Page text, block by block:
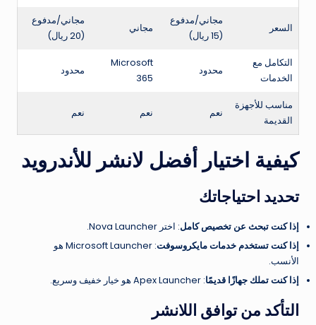
السعر
مجاني/مدفوع
(15 ريال)
مجاني
مجاني/مدفوع
(20 ريال)
التكامل مع
الخدمات
محدود
Microsoft
365
محدود
مناسب للأجهزة
القديمة
نعم نعم نعم
كيفية اختيار أفضل لانشر للأندرويد
تحديد احتياجاتك
إذا كنت تبحث عن تخصيص كامل: اختر Nova Launcher.
إذا كنت تستخدم خدمات مايكروسوفت
: Microsoft Launcher هو
الأنسب.
إذا كنت تملك جهازًا قديمًا: Apex Launcher هو خيار خفيف وسريع.
التأكد من توافق اللانشر